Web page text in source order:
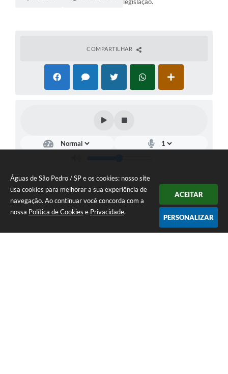
Águas de São Pedro / SP e os cookies: nosso site
usa cookies para melhorar a sua experiência de
navegação. Ao continuar você concorda com a
nossa Política de Cookies e Privacidade.
ACEITAR
PERSONALIZAR
legislação.
COMPARTILHAR